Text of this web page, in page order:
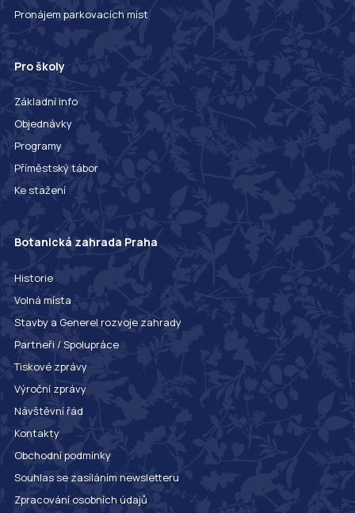
Pronájem parkovacích míst
Pro školy
Základní info
Objednávky
Programy
Příměstský tábor
Ke stažení
Botanická zahrada Praha
Historie
Volná místa
Stavby a Generel rozvoje zahrady
Partneři / Spolupráce
Tiskové zprávy
Výroční zprávy
Návštěvní řád
Kontakty
Obchodní podmínky
Souhlas se zasíláním newsletteru
Zpracování osobních údajů